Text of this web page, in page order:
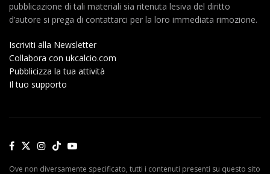
pubblicazione di tali materiali sia ritenuta lesiva del diritto
d’autore si prega di contattarci per la loro immediata rimozione.
Iscriviti alla Newsletter
Collabora con ukcalcio.com
Pubblicizza la tua attività
Il tuo supporto
Ove non diversamente specificato, tutti i contenuti presenti su questo sito